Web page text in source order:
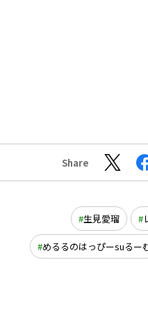
Share
生見愛瑠
めるるのはっぴーsuるー